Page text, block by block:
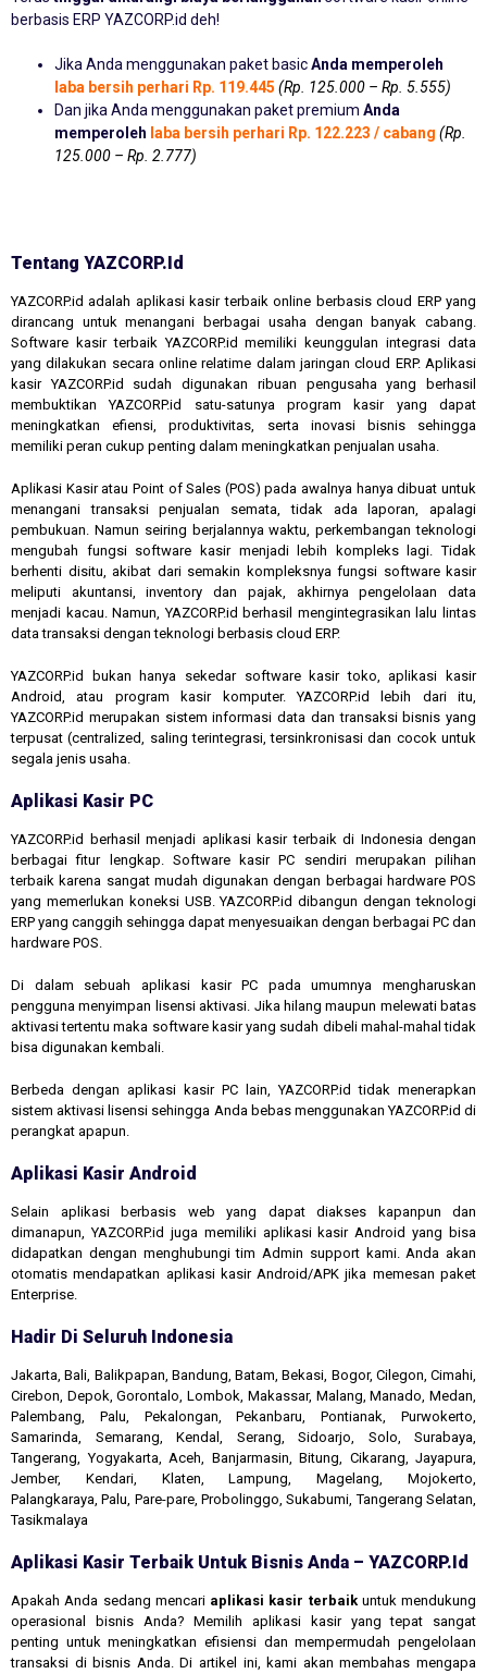
berbasis ERP YAZCORP.id deh!
Jika Anda menggunakan paket basicAnda memperoleh
laba bersih perhari Rp. 119.445 (Rp. 125.000 – Rp. 5.555)
Dan jika Anda menggunakan paket premium Anda
memperoleh laba bersih perhari Rp. 122.223 / cabang (Rp.
125.000 – Rp. 2.777)
Tentang YAZCORP.id
YAZCORP.id adalah aplikasi kasir terbaik online berbasis cloud ERP yang
dirancang untuk menangani berbagai usaha dengan banyak cabang.
Software kasir terbaik YAZCORP.id memiliki keunggulan integrasi data
yang dilakukan secara online relatime dalam jaringan cloud ERP. Aplikasi
kasir YAZCORP.id sudah digunakan ribuan pengusaha yang berhasil
membuktikan YAZCORP.id satu-satunya program kasir yang dapat
meningkatkan efiensi, produktivitas, serta inovasi bisnis sehingga
memiliki peran cukup penting dalam meningkatkan penjualan usaha.
Aplikasi Kasir atau Point of Sales (POS) pada awalnya hanya dibuat untuk
menangani transaksi penjualan semata, tidak ada laporan, apalagi
pembukuan. Namun seiring berjalannya waktu, perkembangan teknologi
mengubah fungsi software kasir menjadi lebih kompleks lagi. Tidak
berhenti disitu, akibat dari semakin kompleksnya fungsi software kasir
meliputi akuntansi, inventory dan pajak, akhirnya pengelolaan data
menjadi kacau. Namun, YAZCORP.id berhasil mengintegrasikan lalu lintas
data transaksi dengan teknologi berbasis cloud ERP.
YAZCORP.id bukan hanya sekedar software kasir toko, aplikasi kasir
Android, atau program kasir komputer. YAZCORP.id lebih dari itu,
YAZCORP.id merupakan sistem informasi data dan transaksi bisnis yang
terpusat (centralized, saling terintegrasi, tersinkronisasi dan cocok untuk
segala jenis usaha.
Aplikasi Kasir PC
YAZCORP.id berhasil menjadi aplikasi kasir terbaik di Indonesia dengan
berbagai fitur lengkap. Software kasir PC sendiri merupakan pilihan
terbaik karena sangat mudah digunakan dengan berbagai hardware POS
yang memerlukan koneksi USB. YAZCORP.id dibangun dengan teknologi
ERP yang canggih sehingga dapat menyesuaikan dengan berbagai PC dan
hardware POS.
Di dalam sebuah aplikasi kasir PC pada umumnya mengharuskan
pengguna menyimpan lisensi aktivasi. Jika hilang maupun melewati batas
aktivasi tertentu maka software kasir yang sudah dibeli mahal-mahal tidak
bisa digunakan kembali.
Berbeda dengan aplikasi kasir PC lain, YAZCORP.id tidak menerapkan
sistem aktivasi lisensi sehingga Anda bebas menggunakan YAZCORP.id di
perangkat apapun.
Aplikasi Kasir Android
Selain aplikasi berbasis web yang dapat diakses kapanpun dan
dimanapun, YAZCORP.id juga memiliki aplikasi kasir Android yang bisa
didapatkan dengan menghubungi tim Admin support kami. Anda akan
otomatis mendapatkan aplikasi kasir Android/APK jika memesan paket
Enterprise.
Hadir Di Seluruh Indonesia
Jakarta, Bali, Balikpapan, Bandung, Batam, Bekasi, Bogor, Cilegon, Cimahi,
Cirebon, Depok, Gorontalo, Lombok, Makassar, Malang, Manado, Medan,
Palembang, Palu, Pekalongan, Pekanbaru, Pontianak, Purwokerto,
Samarinda, Semarang, Kendal, Serang, Sidoarjo, Solo, Surabaya,
Tangerang, Yogyakarta, Aceh, Banjarmasin, Bitung, Cikarang, Jayapura,
Jember, Kendari, Klaten, Lampung, Magelang, Mojokerto,
Palangkaraya, Palu, Pare-pare, Probolinggo, Sukabumi, Tangerang Selatan,
Tasikmalaya
Aplikasi Kasir Terbaik Untuk Bisnis Anda – YAZCORP.id
Apakah Anda sedang mencari aplikasi kasir terbaikuntuk mendukung
operasional bisnis Anda? Memilih aplikasi kasir yang tepat sangat
penting untuk meningkatkan efisiensi dan mempermudah pengelolaan
transaksi di bisnis Anda. Di artikel ini, kami akan membahas mengapa